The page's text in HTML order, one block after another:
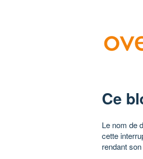
Ce
Le nom de
cette
rendant